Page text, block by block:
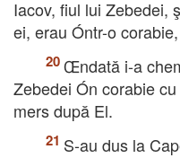
Iacov, fiul lui Zebedei,
ei, erau Óntr-o
Œndată i-a
Zebedei Ón corabie
mers după El.
S-au dus la